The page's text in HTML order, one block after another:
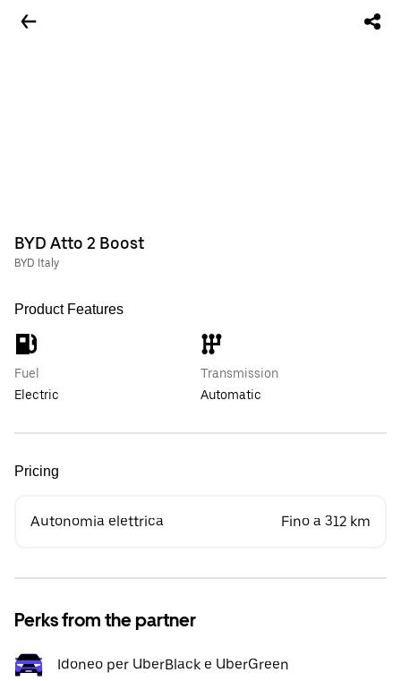
BYD Atto 2 Boost
BYD Italy
Product Features
Fuel
Electric
Transmission
Automatic
Pricing
Autonomia elettrica Fino a 312 km
Perks from the partner
Idoneo per UberBlack e UberGreen